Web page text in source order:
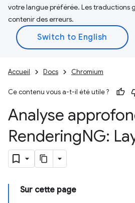
votre langue préférée. Les traductions
contenir des erreurs.
Accueil Docs Chromium
Ce contenu vous a-t-il été utile ?
Analyse
RenderingNG:
Sur cette page